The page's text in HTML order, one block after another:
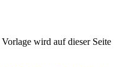
wird auf dieser Seite